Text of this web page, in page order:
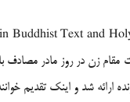
زن در روز مادر مصادف
ارائه شد و اينك تقديم